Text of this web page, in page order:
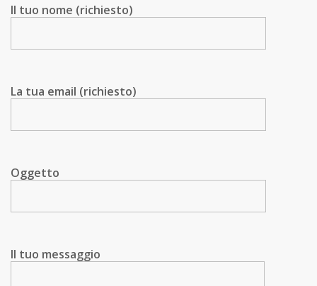
Il tuo nome (richiesto)
La tua email (richiesto)
Oggetto
Il tuo messaggio